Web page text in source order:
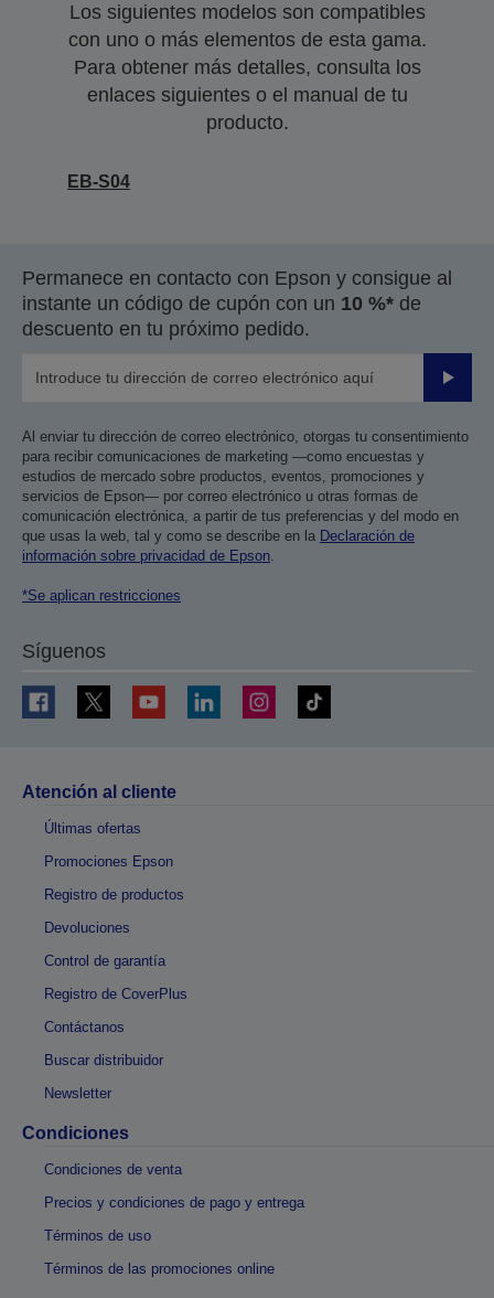
Los siguientes modelos son compatibles
con uno o más elementos de esta gama.
Para obtener más detalles, consulta los
enlaces siguientes o el manual de tu
producto.
EB-S04
Permanece en contacto con Epson y consigue al
instante un código de cupón con un 10 %* de
descuento en tu próximo pedido.
Enviar
Al enviar tu dirección de correo electrónico, otorgas tu consentimiento
para recibir comunicaciones de marketing —como encuestas y
estudios de mercado sobre productos, eventos, promociones y
servicios de Epson— por correo electrónico u otras formas de
comunicación electrónica, a partir de tus preferencias y del modo en
que usas la web, tal y como se describe en la Declaración de
información sobre privacidad de Epson.
*Se aplican restricciones
Síguenos
Atención al cliente
Últimas ofertas
Promociones Epson
Registro de productos
Devoluciones
Control de garantía
Registro de CoverPlus
Contáctanos
Buscar distribuidor
Newsletter
Condiciones
Condiciones de venta
Precios y condiciones de pago y entrega
Términos de uso
Términos de las promociones online